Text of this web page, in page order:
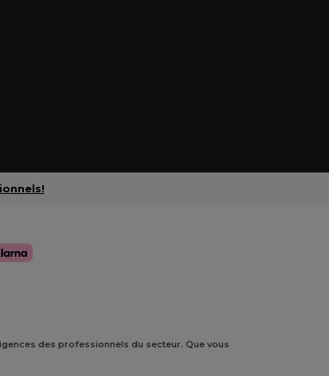
des professionnels du secteur. Que vous